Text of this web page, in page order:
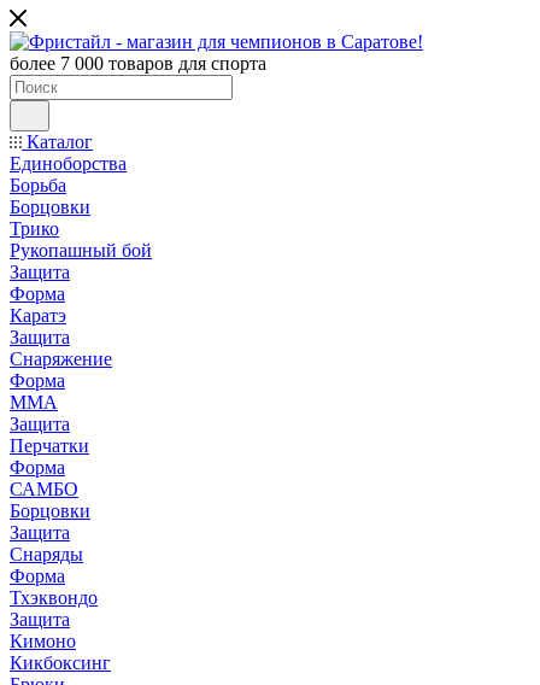
более 7 000 товаров для спорта
Каталог
Единоборства
Борьба
Борцовки
Трико
Рукопашный бой
Защита
Форма
Каратэ
Защита
Снаряжение
Форма
ММА
Защита
Перчатки
Форма
САМБО
Борцовки
Защита
Снаряды
Форма
Тхэквондо
Защита
Кимоно
Кикбоксинг